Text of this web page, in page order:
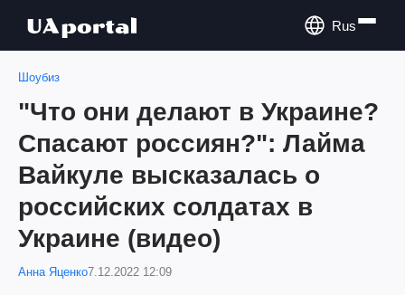
Rus
Шоубиз
"Что они делают в Украине?
Спасают россиян?": Лайма
Вайкуле высказалась о
российских солдатах в
Украине (видео)
Анна Яценко7.12.2022 12:09